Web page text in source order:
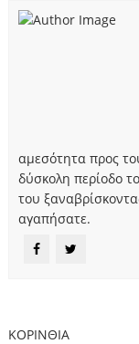
αμεσότητα προς
δύσκολη περίοδο
του
αγαπήσατε.
ΚΟΡΙΝΘΙΑ